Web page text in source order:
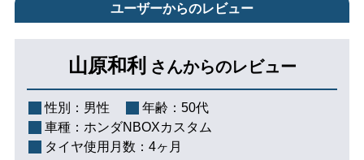
ユーザーからのレビュー
山原和利 さんからのレビュー
性別： 男性 年齢： 50代
車種： ホンダNBOXカスタム
タイヤ使用月数： 4ヶ月